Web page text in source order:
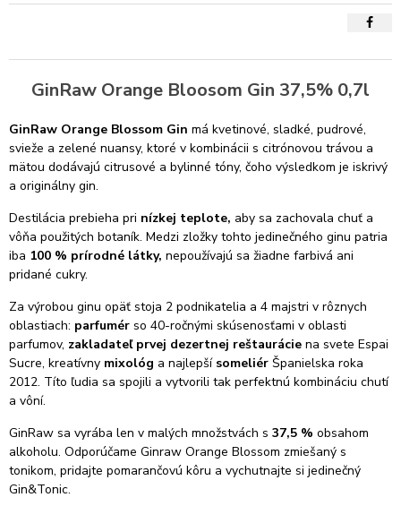
GinRaw Orange Bloosom Gin 37,5% 0,7l
GinRaw Orange Blossom Gin má kvetinové, sladké, pudrové,
svieže a zelené nuansy, ktoré v kombinácii s citrónovou trávou a
mätou dodávajú citrusové a bylinné tóny, čoho výsledkom je iskrivý
a originálny gin.
Destilácia prebieha pri nízkej teplote, aby sa zachovala chuť a
vôňa použitých botaník. Medzi zložky tohto jedinečného ginu patria
iba 100 % prírodné látky, nepoužívajú sa žiadne farbivá ani
pridané cukry.
Za výrobou ginu opäť stoja 2 podnikatelia a 4 majstri v rôznych
oblastiach: parfumér so 40-ročnými skúsenosťami v oblasti
parfumov, zakladateľ prvej dezertnej reštaurácie na svete Espai
Sucre, kreatívny mixológ a najlepší someliér Španielska roka
2012. Títo ľudia sa spojili a vytvorili tak perfektnú kombináciu chutí
a vôní.
GinRaw sa vyrába len v malých množstvách s 37,5 % obsahom
alkoholu. Odporúčame Ginraw Orange Blossom zmiešaný s
tonikom, pridajte pomarančovú kôru a vychutnajte si jedinečný
Gin&Tonic.